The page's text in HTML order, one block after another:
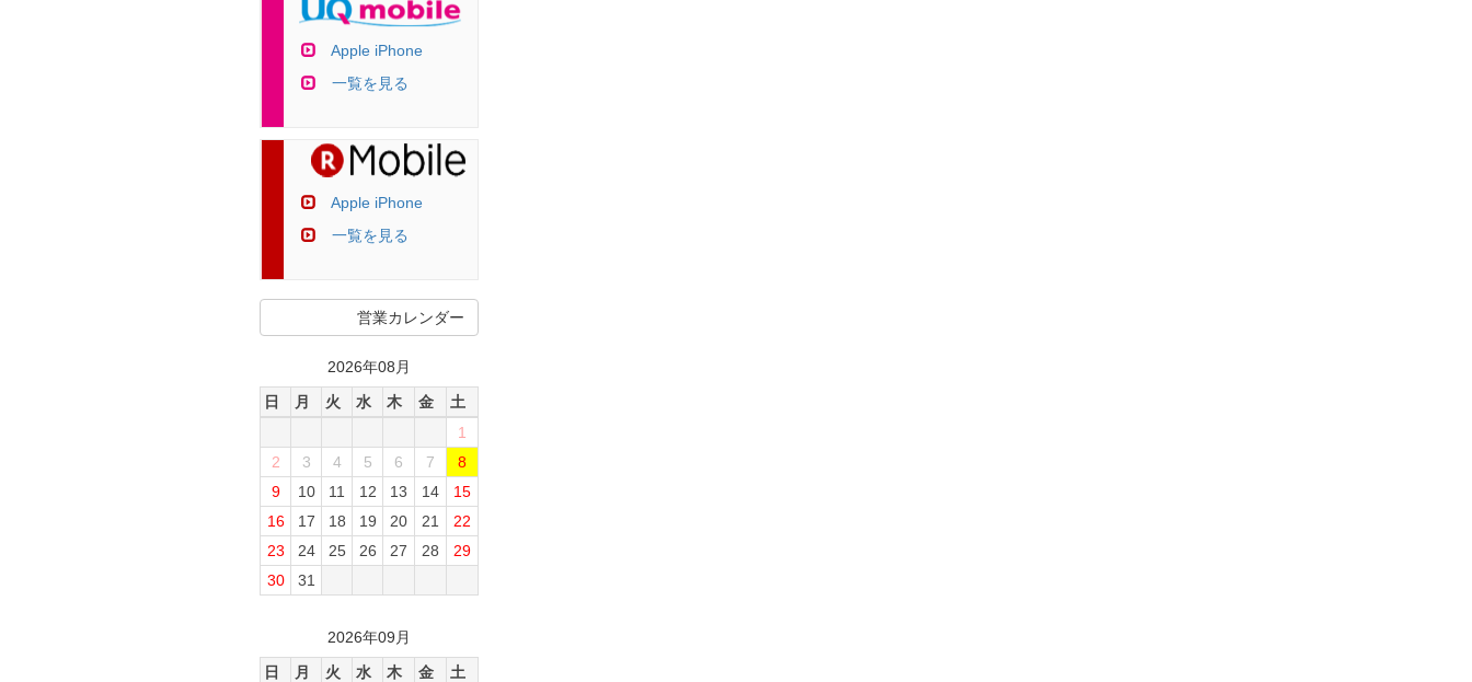
Apple iPhone
一覧を見る
Apple iPhone
一覧を見る
営業カレンダー
2026年08月
日
月 火 水 木 金
土
1
2
3 4 5 6 7
8
9
10 11 12 13 14
15
16
17 18 19 20 21
22
23
24 25 26 27 28
29
30
31
2026年09月
日
月 火 水 木 金 土